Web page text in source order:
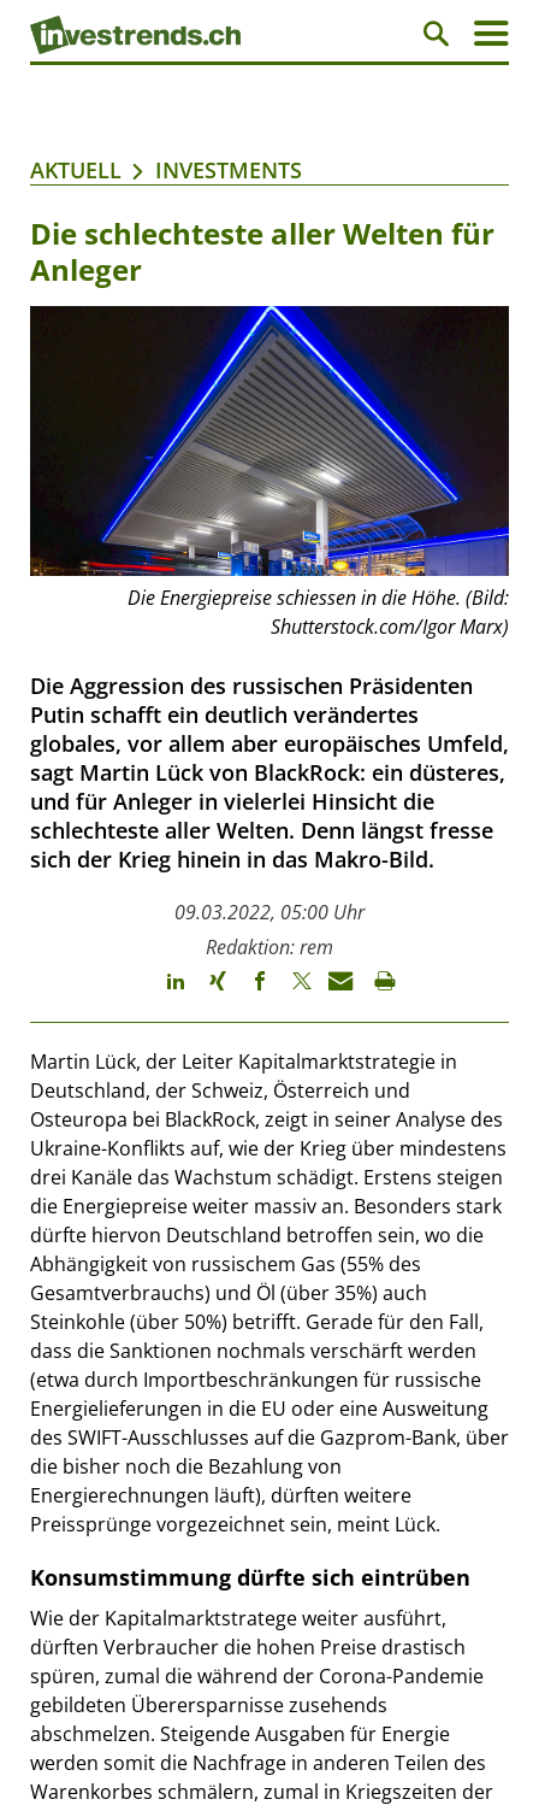
AKTUELL INVESTMENTS
Die schlechteste aller Welten für
Anleger
Die Energiepreise schiessen in die Höhe. (Bild:
Shutterstock.com/Igor Marx)
Die Aggression des russischen Präsidenten
Putin schafft ein deutlich verändertes
globales, vor allem aber europäisches Umfeld,
sagt Martin Lück von BlackRock: ein düsteres,
und für Anleger in vielerlei Hinsicht die
schlechteste aller Welten. Denn längst fresse
sich der Krieg hinein in das Makro-Bild.
09.03.2022, 05:00 Uhr
Redaktion: rem
Martin Lück, der Leiter Kapitalmarktstrategie in
Deutschland, der Schweiz, Österreich und
Osteuropa bei BlackRock, zeigt in seiner Analyse des
Ukraine-Konflikts auf, wie der Krieg über mindestens
drei Kanäle das Wachstum schädigt. Erstens steigen
die Energiepreise weiter massiv an. Besonders stark
dürfte hiervon Deutschland betroffen sein, wo die
Abhängigkeit von russischem Gas (55% des
Gesamtverbrauchs) und Öl (über 35%) auch
Steinkohle (über 50%) betrifft. Gerade für den Fall,
dass die Sanktionen nochmals verschärft werden
(etwa durch Importbeschränkungen für russische
Energielieferungen in die EU oder eine Ausweitung
des SWIFT-Ausschlusses auf die Gazprom-Bank, über
die bisher noch die Bezahlung von
Energierechnungen läuft), dürften weitere
Preissprünge vorgezeichnet sein, meint Lück.
Konsumstimmung dürfte sich eintrüben
Wie der Kapitalmarktstratege weiter ausführt,
dürften Verbraucher die hohen Preise drastisch
spüren, zumal die während der Corona-Pandemie
gebildeten Überersparnisse zusehends
abschmelzen. Steigende Ausgaben für Energie
werden somit die Nachfrage in anderen Teilen des
Warenkorbes schmälern, zumal in Kriegszeiten der